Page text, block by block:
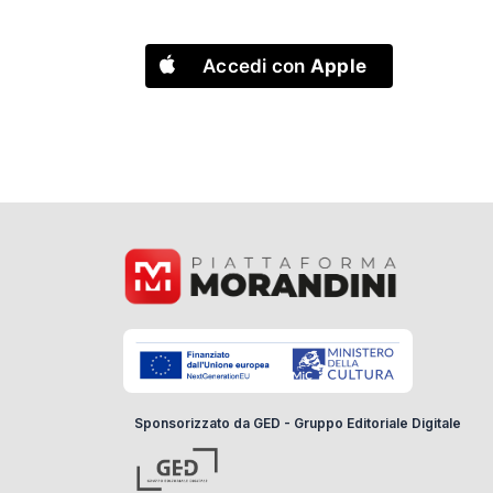
Accedi con Apple
Sponsorizzato da GED - Gruppo Editoriale Digitale